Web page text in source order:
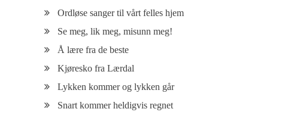
Ordløse sanger til vårt felles hjem
Se meg, lik meg, misunn meg!
Å lære fra de beste
Kjøresko fra Lærdal
Lykken kommer og lykken går
Snart kommer heldigvis regnet